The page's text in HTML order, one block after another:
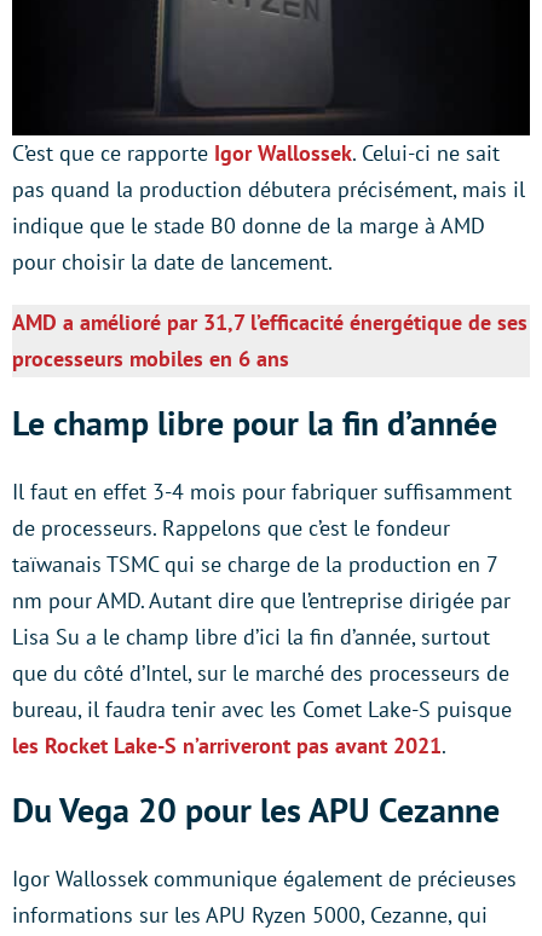
C’est que ce rapporte Igor Wallossek. Celui-ci ne sait
pas quand la production débutera précisément, mais il
indique que le stade B0 donne de la marge à AMD
pour choisir la date de lancement.
AMD a amélioré par 31,7 l’efficacité énergétique de ses
processeurs mobiles en 6 ans
Le champ libre pour la fin d’année
Il faut en effet 3-4 mois pour fabriquer suffisamment
de processeurs. Rappelons que c’est le fondeur
taïwanais TSMC qui se charge de la production en 7
nm pour AMD. Autant dire que l’entreprise dirigée par
Lisa Su a le champ libre d’ici la fin d’année, surtout
que du côté d’Intel, sur le marché des processeurs de
bureau, il faudra tenir avec les Comet Lake-S puisque
les Rocket Lake-S n’arriveront pas avant 2021.
Du Vega 20 pour les APU Cezanne
Igor Wallossek communique également de précieuses
informations sur les APU Ryzen 5000, Cezanne, qui